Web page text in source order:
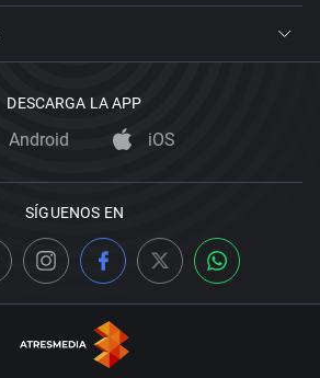
DESCARGA LA APP
Android iOS
SÍGUENOS EN